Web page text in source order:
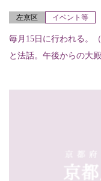
左京区 イベント等
毎月15日に行われる。
と法話。午後からの大